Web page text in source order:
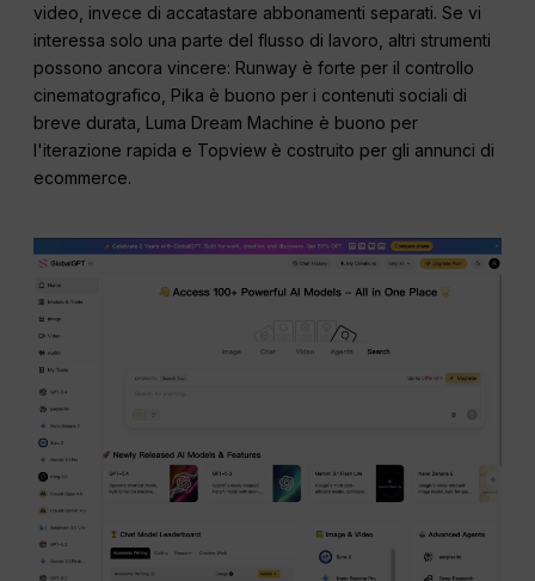
video, invece di accatastare abbonamenti separati. Se vi
interessa solo una parte del flusso di lavoro, altri strumenti
possono ancora vincere: Runway è forte per il controllo
cinematografico, Pika è buono per i contenuti sociali di
breve durata, Luma Dream Machine è buono per
l'iterazione rapida e Topview è costruito per gli annunci di
ecommerce.